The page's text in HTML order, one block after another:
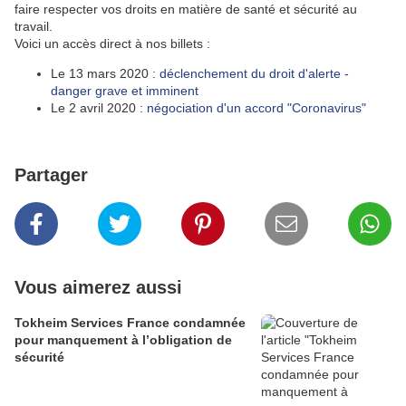
faire respecter vos droits en matière de santé et sécurité au
travail.
Voici un accès direct à nos billets :
Le 13 mars 2020 : déclenchement du droit d'alerte -
danger grave et imminent
Le 2 avril 2020 : négociation d'un accord "Coronavirus"
Partager
Vous aimerez aussi
Tokheim Services France condamnée
pour manquement à l’obligation de
sécurité